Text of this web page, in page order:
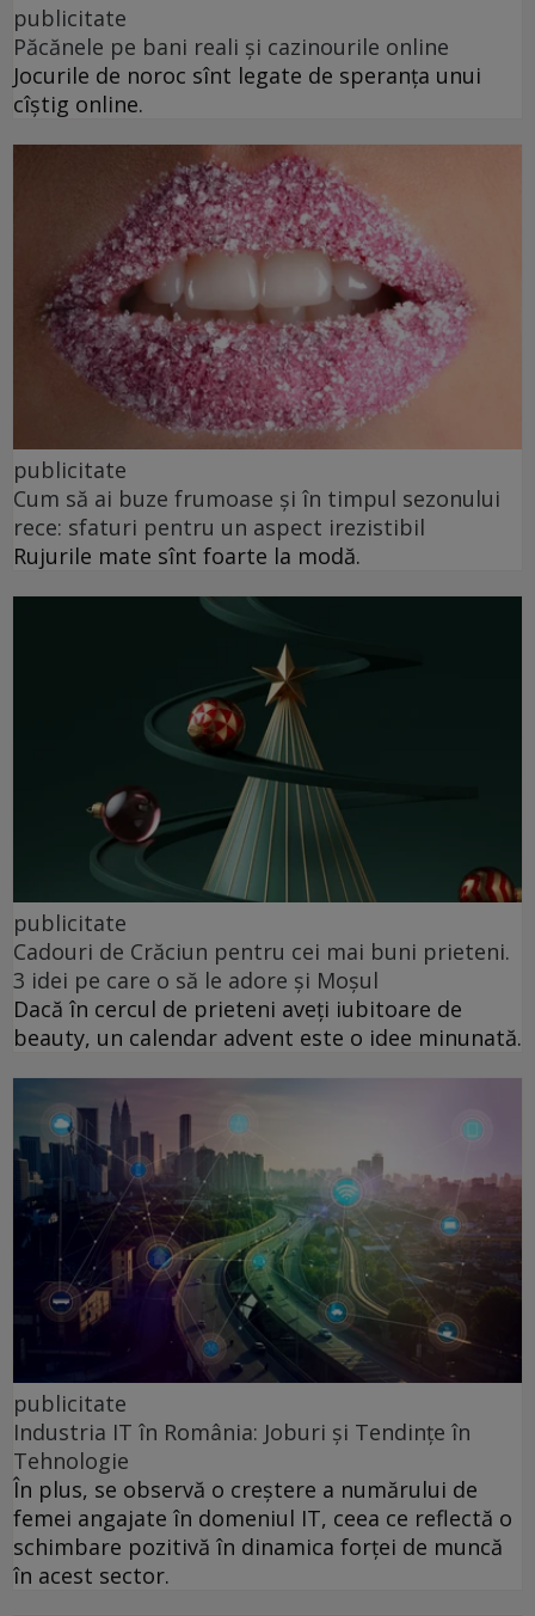
publicitate
Păcănele pe bani reali și cazinourile online
Jocurile de noroc sînt legate de speranța unui
cîștig online.
publicitate
Cum să ai buze frumoase şi în timpul sezonului
rece: sfaturi pentru un aspect irezistibil
Rujurile mate sînt foarte la modă.
publicitate
Cadouri de Crăciun pentru cei mai buni prieteni.
3 idei pe care o să le adore și Moșul
Dacă în cercul de prieteni aveți iubitoare de
beauty, un calendar advent este o idee minunată.
publicitate
Industria IT în România: Joburi și Tendințe în
Tehnologie
În plus, se observă o creștere a numărului de
femei angajate în domeniul IT, ceea ce reflectă o
schimbare pozitivă în dinamica forței de muncă
în acest sector.